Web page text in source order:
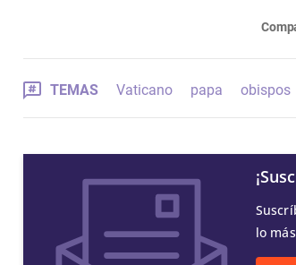
TEMAS Vaticano papa obispos
lo